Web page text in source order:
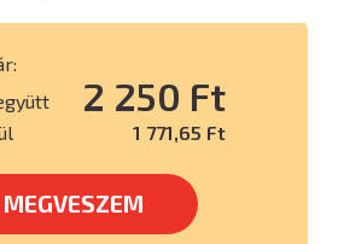
2 250 Ft
1 771,65 Ft
MEGVESZEM